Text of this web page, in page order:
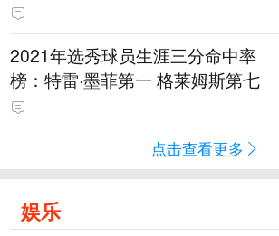
2021年选秀球员生涯三分命中率
榜：特雷·墨菲第一 格莱姆斯第七
点击查看更多
娱乐